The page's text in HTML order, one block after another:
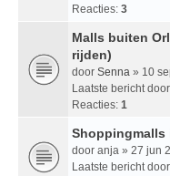
Reacties: 3
Malls buiten
rijden)
door Senna » 10
Laatste bericht door
Reacties: 1
Shoppingmalls
door anja » 27 jun
Laatste bericht door